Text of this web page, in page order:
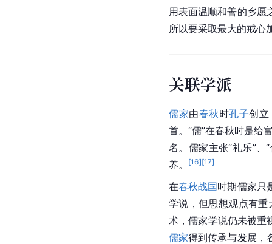
用表面温顺和善的乡愿
所以要采取最大的戒心
关联学派
儒家由春秋时孔子创立
首。“儒”在春秋时是给
名。儒家主张“礼乐”、
养。
[16][17]
在春秋战国时期儒家只
学说，但思想观点有重
术，儒家学说仍未被重
儒家得到传承与发展，